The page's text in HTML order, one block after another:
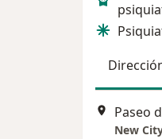
Paseo
New